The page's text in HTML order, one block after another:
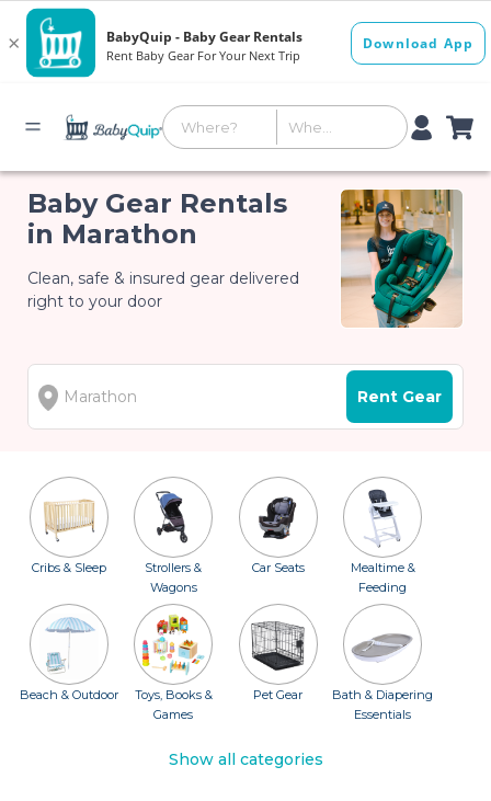
Baby Gear Rentals
in Marathon
Clean, safe & insured gear delivered
right to your door
Rent Gear
Cribs & Sleep
Strollers &
Wagons
Car Seats
Mealtime &
Feeding
Beach & Outdoor
Toys, Books &
Games
Pet Gear
Bath & Diapering
Essentials
Show all categories